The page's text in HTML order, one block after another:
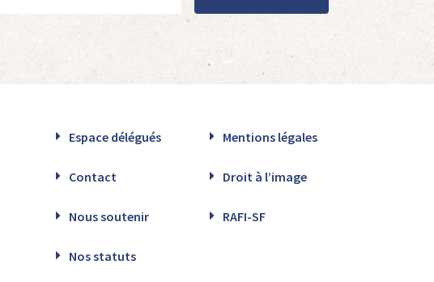
Espace délégués Mentions légales
Contact Droit à l’image
Nous soutenir RAFI-SF
Nos statuts